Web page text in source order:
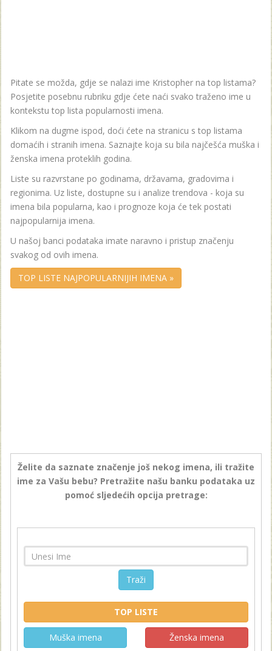
Pitate se možda, gdje se nalazi ime Kristopher na top listama?
Posjetite posebnu rubriku gdje ćete naći svako traženo ime u
kontekstu top lista popularnosti imena.
Klikom na dugme ispod, doći ćete na stranicu s top listama
domaćih i stranih imena. Saznajte koja su bila najčešća muška i
ženska imena proteklih godina.
Liste su razvrstane po godinama, državama, gradovima i
regionima. Uz liste, dostupne su i analize trendova - koja su
imena bila popularna, kao i prognoze koja će tek postati
najpopularnija imena.
U našoj banci podataka imate naravno i pristup značenju
svakog od ovih imena.
TOP LISTE NAJPOPULARNIJIH IMENA »
Želite da saznate značenje još nekog imena, ili tražite
ime za Vašu bebu? Pretražite našu banku podataka uz
pomoć sljedećih opcija pretrage:
Traži
TOP LISTE
Muška imena Ženska imena